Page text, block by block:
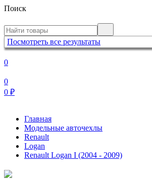
Поиск
Посмотреть все результаты
0
0
0 ₽
Главная
Модельные авточехлы
Renault
Logan
Renault Logan I (2004 - 2009)